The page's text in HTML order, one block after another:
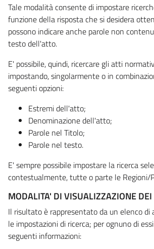
Tale modalità consente di impostare
funzione della risposta che si desidera
possono indicare anche parole non
testo dell'atto.
E' possibile, quindi, ricercare gli atti
impostando, singolarmente o in
seguenti opzioni:
Estremi dell'atto;
Denominazione dell'atto;
Parole nel Titolo;
Parole nel testo.
E' sempre possibile impostare la ricerca
contestualmente, tutte o parte le Regioni/
MODALITA' DI VISUALIZZAZIONE DEI
Il risultato è rappresentato da un elenco di
le impostazioni di ricerca; per ognuno di
seguenti informazioni: